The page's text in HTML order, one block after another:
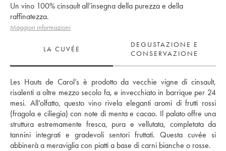
Un vino 100% cinsault all’insegna della purezza e della
raffinatezza.
Maggiori informazioni
LA CUVÉE
DEGUSTAZIONE E
CONSERVAZIONE
Les Hauts de Carol’s è prodotto da vecchie vigne di cinsault,
risalenti a oltre mezzo secolo fa, e invecchiato in barrique per 24
mesi. All’olfatto, questo vino rivela eleganti aromi di frutti rossi
(fragola e ciliegia) con note di menta e cacao. Il palato offre una
struttura estremamente fresca, pura e vellutata, completata da
tannini integrati e gradevoli sentori fruttati. Questa cuvée si
abbinerà a meraviglia con piatti a base di carni bianche o rosse.